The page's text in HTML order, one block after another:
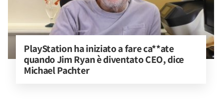
PlayStation ha iniziato a fare ca**ate
quando Jim Ryan è diventato CEO, dice
Michael Pachter